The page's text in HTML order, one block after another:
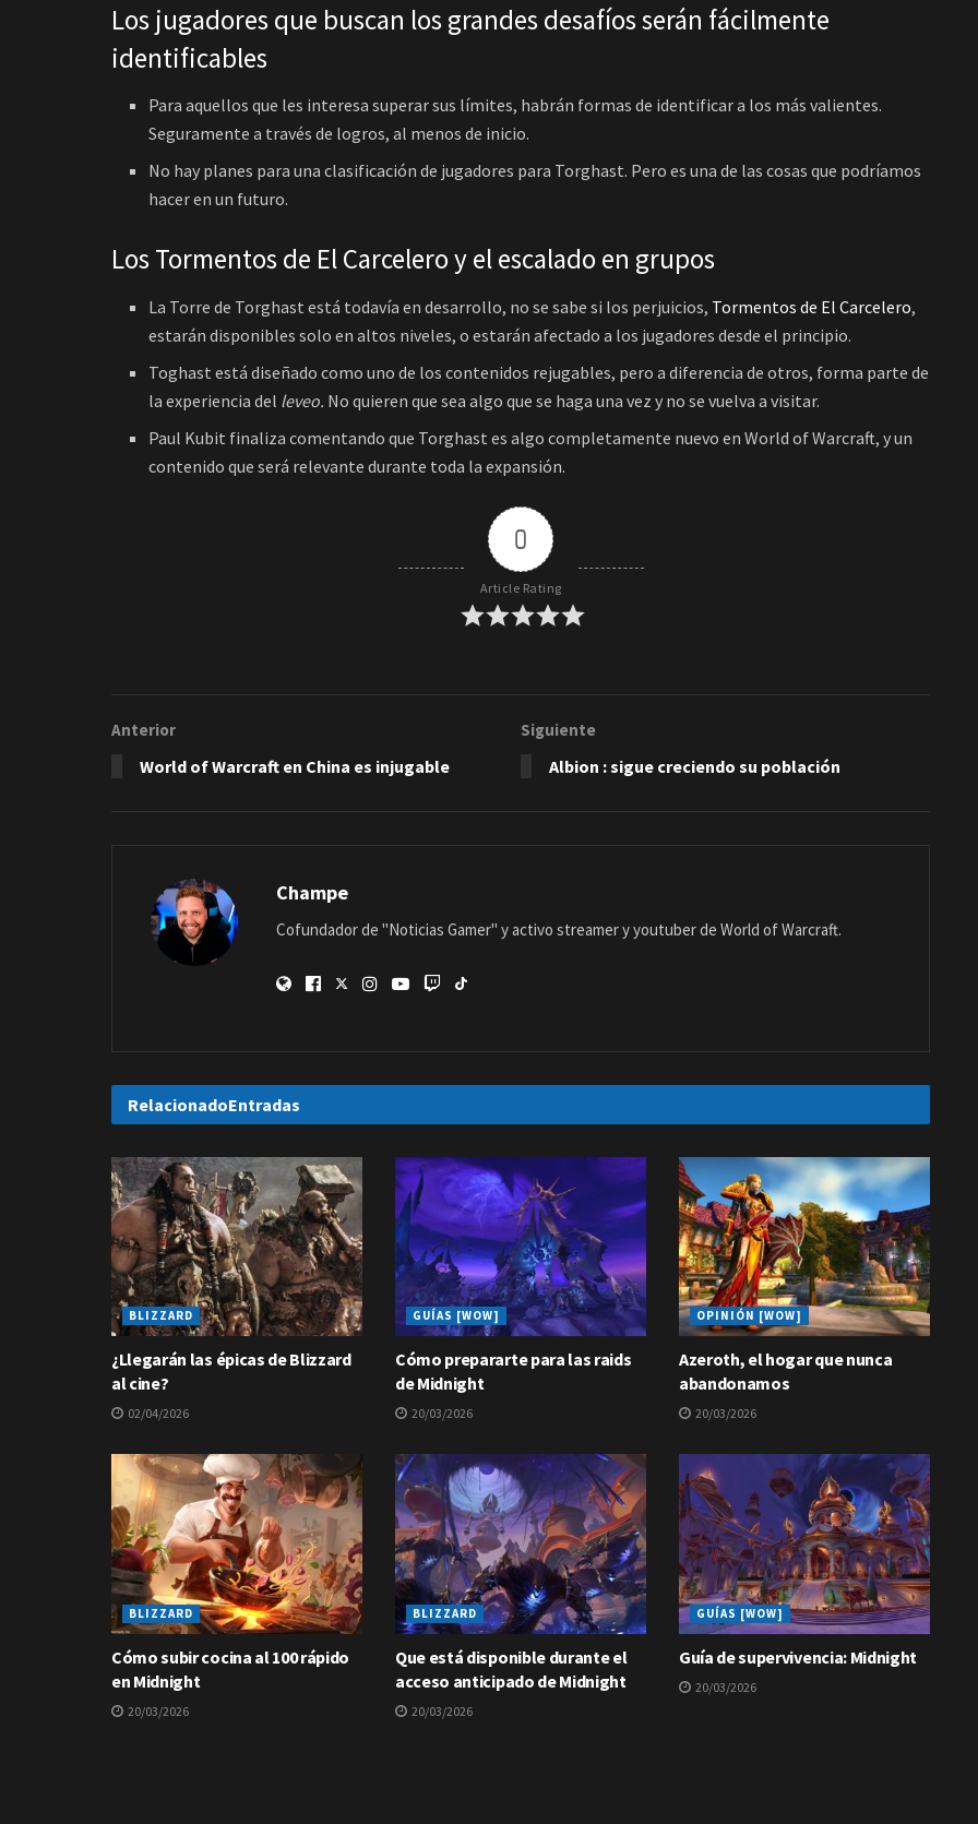
Los jugadores que buscan los grandes desafíos serán fácilmente
identificables
Para aquellos que les interesa superar sus límites, habrán formas de identificar a los más valientes.
Seguramente a través de logros, al menos de inicio.
No hay planes para una clasificación de jugadores para Torghast. Pero es una de las cosas que podríamos
hacer en un futuro.
Los Tormentos de El Carcelero y el escalado en grupos
La Torre de Torghast está todavía en desarrollo, no se sabe si los perjuicios, Tormentos de El Carcelero,
estarán disponibles solo en altos niveles, o estarán afectado a los jugadores desde el principio.
Toghast está diseñado como uno de los contenidos rejugables, pero a diferencia de otros, forma parte de
la experiencia del leveo. No quieren que sea algo que se haga una vez y no se vuelva a visitar.
Paul Kubit finaliza comentando que Torghast es algo completamente nuevo en World of Warcraft, y un
contenido que será relevante durante toda la expansión.
0
Article Rating
Anterior
World of Warcraft en China es injugable
Siguiente
Albion : sigue creciendo su población
Champe
Cofundador de "Noticias Gamer" y activo streamer y youtuber de World of Warcraft.
RelacionadoEntradas
BLIZZARD
¿Llegarán las épicas de Blizzard
al cine?
02/04/2026
GUÍAS [WOW]
Cómo prepararte para las raids
de Midnight
20/03/2026
OPINIÓN [WOW]
Azeroth, el hogar que nunca
abandonamos
20/03/2026
BLIZZARD
Cómo subir cocina al 100 rápido
en Midnight
20/03/2026
BLIZZARD
Que está disponible durante el
acceso anticipado de Midnight
20/03/2026
GUÍAS [WOW]
Guía de supervivencia: Midnight
20/03/2026